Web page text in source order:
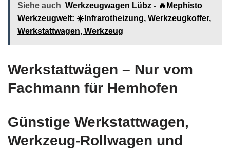
Siehe auch Werkzeugwagen Lübz - 🔥Mephisto
Werkzeugwelt: ☀️Infrarotheizung, Werkzeugkoffer,
Werkstattwagen, Werkzeug
Werkstattwägen – Nur vom
Fachmann für Hemhofen
Günstige Werkstattwagen,
Werkzeug-Rollwagen und